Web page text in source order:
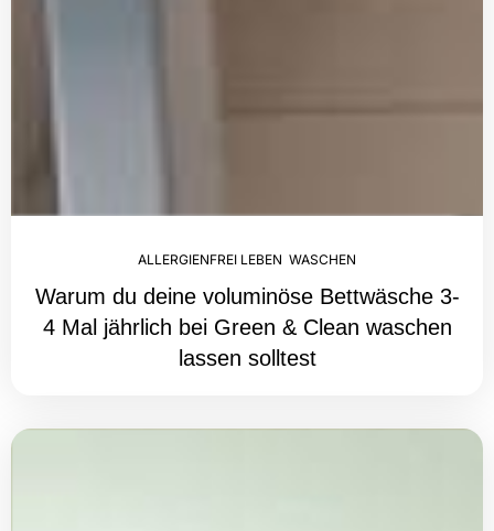
ALLERGIENFREI LEBEN WASCHEN
Warum du deine voluminöse Bettwäsche 3-
4 Mal jährlich bei Green & Clean waschen
lassen solltest